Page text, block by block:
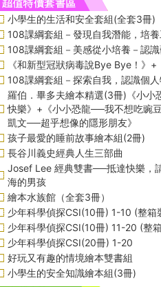
小學生的生活和安全套組(全套3冊)
108課綱套組－發現自我潛能，培
108課綱套組－美感從小培養－認
《和新型冠狀病毒說Bye Bye！》
108課綱套組－探索自我，認識個
羅伯．畢多夫繪本精選(3冊)《小小
快樂》+《小小恐龍──我不想吃豌
凱文──超乎想像的隱形朋友》
孩子最愛的睡前故事繪本組(2冊)
長谷川義史經典人生三部曲
Josef Lee 經典雙書──抵達快樂，
海的男孩
繪本水族館（全套3冊）
少年科學偵探CSI(10冊) 1-10 (整箱
少年科學偵探CSI(10冊) 11-20 (整
少年科學偵探CSI(20冊) 1-20
好玩又有趣的情境繪本雙書組
小學生的安全知識繪本組(3冊)